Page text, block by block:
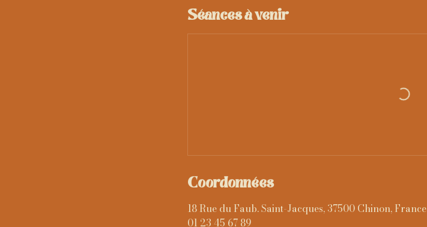
Séances à venir
Coordonnées
18 Rue du Faub. Saint-Jacques, 37500 Chinon, France
01 23 45 67 89